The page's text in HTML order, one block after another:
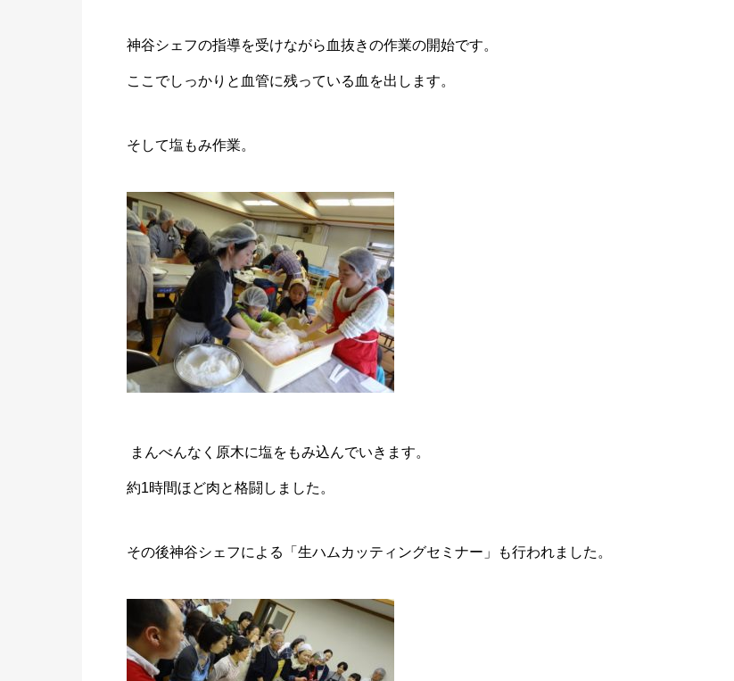
神谷シェフの指導を受けながら血抜きの作業の開始です。
ここでしっかりと血管に残っている血を出します。
そして塩もみ作業。
まんべんなく原木に塩をもみ込んでいきます。
約1時間ほど肉と格闘しました。
その後神谷シェフによる「生ハムカッティングセミナー」も行われました。